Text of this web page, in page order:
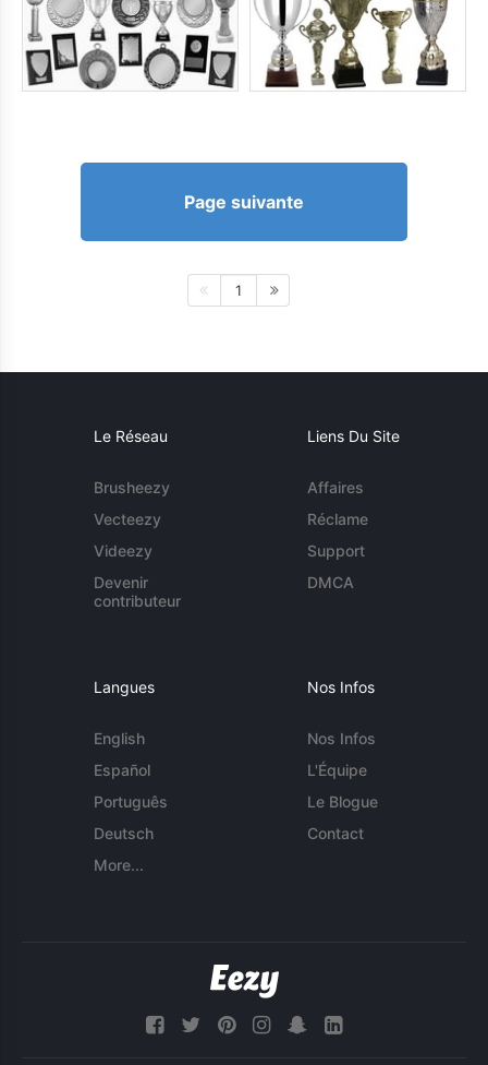
Page suivante
1
Le Réseau
Brusheezy
Vecteezy
Videezy
Devenir
contributeur
Liens Du Site
Affaires
Réclame
Support
DMCA
Langues
English
Español
Português
Deutsch
More...
Nos Infos
Nos Infos
L'Équipe
Le Blogue
Contact